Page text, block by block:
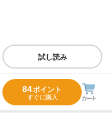
試し読み
84ポイント
すぐに購入